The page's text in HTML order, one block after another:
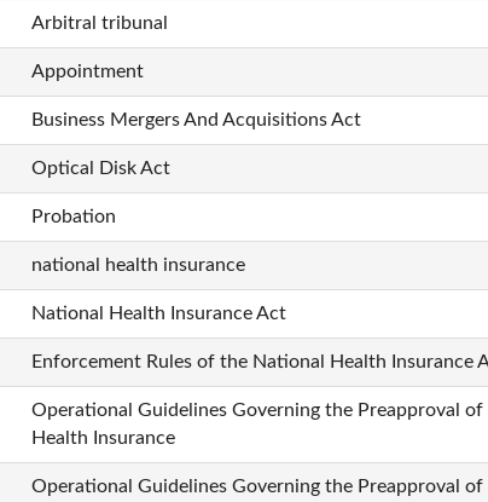
Arbitral tribunal
Appointment
Business Mergers And Acquisitions Act
Optical Disk Act
Probation
national health insurance
National Health Insurance Act
Enforcement Rules of the National Health Insurance
Operational Guidelines Governing the Preapproval
Health Insurance
Operational Guidelines Governing the Preapproval